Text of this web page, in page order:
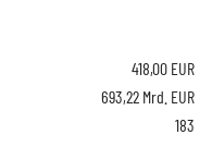
418,00 EUR
693,22 Mrd. EUR
183